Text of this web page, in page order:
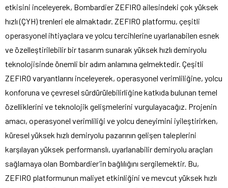
etkisini inceleyerek, Bombardier ZEFIRO ailesindeki çok yüksek
hızlı (ÇYH) trenleri ele almaktadır. ZEFIRO platformu, çeşitli
operasyonel ihtiyaçlara ve yolcu tercihlerine uyarlanabilen esnek
ve özelleştirilebilir bir tasarım sunarak yüksek hızlı demiryolu
teknolojisinde önemli bir adım anlamına gelmektedir. Çeşitli
ZEFIRO varyantlarını inceleyerek, operasyonel verimliliğine, yolcu
konforuna ve çevresel sürdürülebilirliğine katkıda bulunan temel
özelliklerini ve teknolojik gelişmelerini vurgulayacağız. Projenin
amacı, operasyonel verimliliği ve yolcu deneyimini iyileştirirken,
küresel yüksek hızlı demiryolu pazarının gelişen taleplerini
karşılayan yüksek performanslı, uyarlanabilir demiryolu araçları
sağlamaya olan Bombardier’in bağlılığını sergilemektir. Bu,
ZEFIRO platformunun maliyet etkinliğini ve mevcut yüksek hızlı